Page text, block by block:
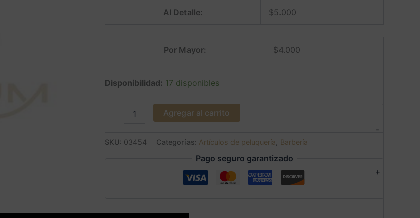
Al Detalle: $5.000
Por Mayor: $4.000
Disponibilidad: 17 disponibles
-
+
Agregar al carrito
SKU: 03454 Categorías: Artículos de peluquería Barbería
Pago seguro garantizado